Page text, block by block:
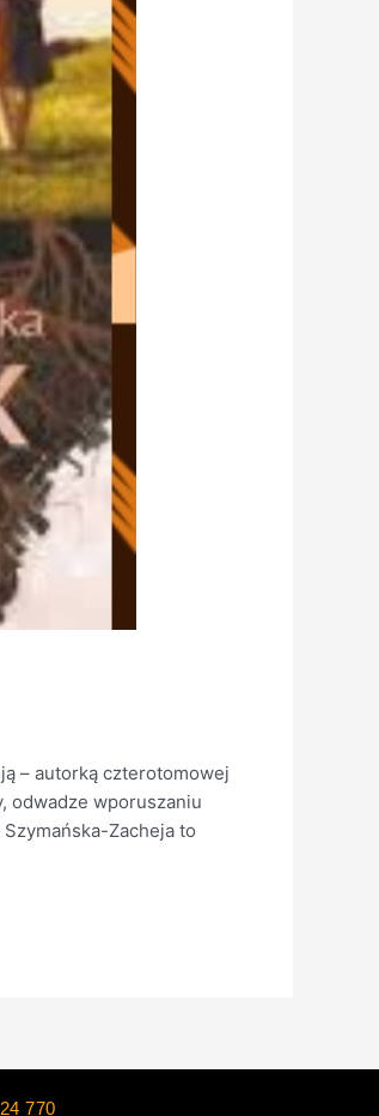
– autorką czterotomowej
odwadze wporuszaniu
Zacheja to
770